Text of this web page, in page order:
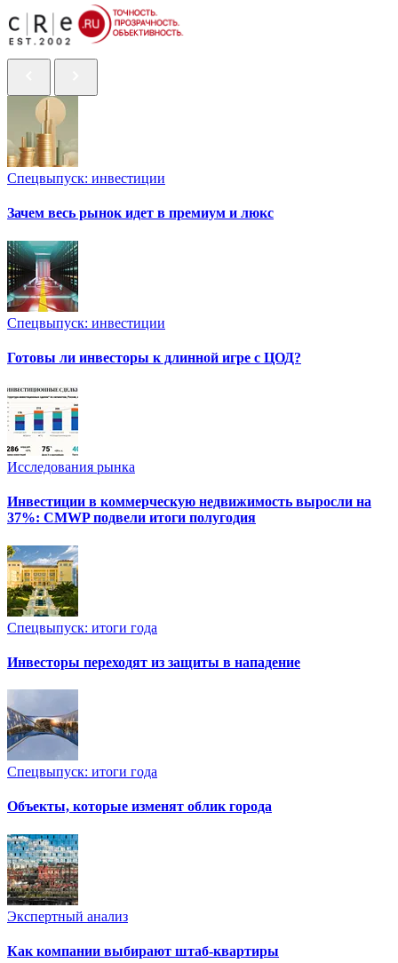
Спецвыпуск: инвестиции
Зачем весь рынок идет в премиум и люкс
Спецвыпуск: инвестиции
Готовы ли инвесторы к длинной игре с ЦОД?
Исследования рынка
Инвестиции в коммерческую недвижимость выросли на
37%: CMWP подвели итоги полугодия
Спецвыпуск: итоги года
Инвесторы переходят из защиты в нападение
Спецвыпуск: итоги года
Объекты, которые изменят облик города
Экспертный анализ
Как компании выбирают штаб-квартиры